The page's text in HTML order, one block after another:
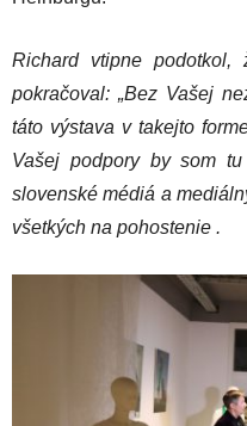
Richard vtipne
pokračoval: „Bez Vašej
táto výstava v takejto
Vašej podpory by som
slovenské médiá a
všetkých na pohostenie .